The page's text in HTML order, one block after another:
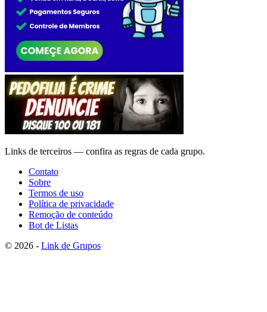
Links de terceiros — confira as regras de cada grupo.
Contato
Sobre
Termos de uso
Política de privacidade
Remoção de conteúdo
Bot de Listas
© 2026 - Link de Grupos